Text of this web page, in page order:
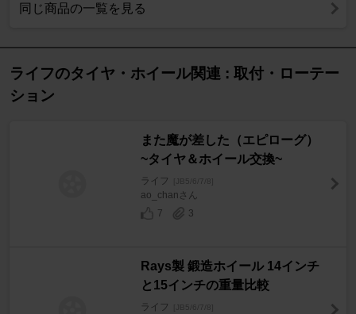
同じ商品の一覧を見る
ライフのタイヤ・ホイール関連 : 取付・ローテー
ション
また魔が差した（エピローグ）
~タイヤ＆ホイール交換~
ライフ [JB5/6/7/8]
ao_chanさん
7
3
Rays製 鍛造ホイール 14インチ
と15インチの重量比較
ライフ [JB5/6/7/8]